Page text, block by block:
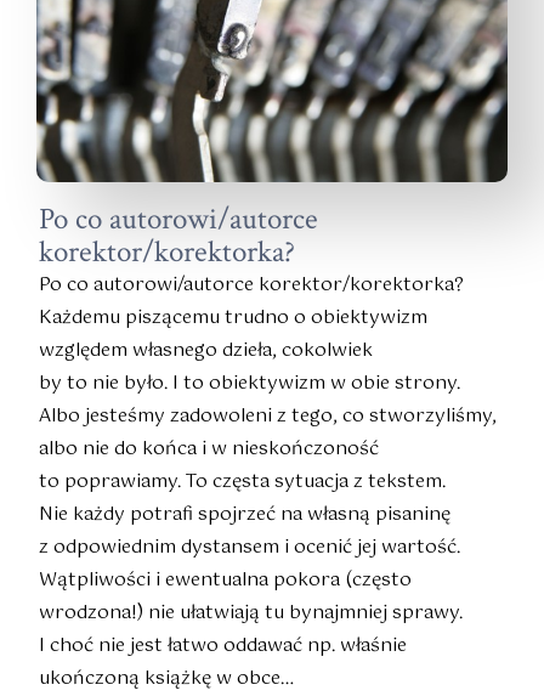
Po co autorowi/autorce
korektor/korektorka?
Po co autorowi/autorce korektor/korektorka?
Każdemu piszącemu trudno o obiektywizm
względem własnego dzieła, cokolwiek
by to nie było. I to obiektywizm w obie strony.
Albo jesteśmy zadowoleni z tego, co stworzyliśmy,
albo nie do końca i w nieskończoność
to poprawiamy. To częsta sytuacja z tekstem.
Nie każdy potrafi spojrzeć na własną pisaninę
z odpowiednim dystansem i ocenić jej wartość.
Wątpliwości i ewentualna pokora (często
wrodzona!) nie ułatwiają tu bynajmniej sprawy.
I choć nie jest łatwo oddawać np. właśnie
ukończoną książkę w obce…